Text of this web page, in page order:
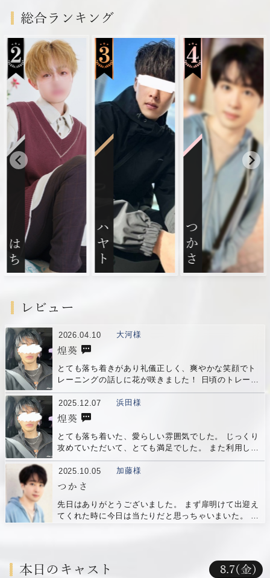
総合ランキング
はち ハヤト つかさ
レビュー
2026.04.10
煌葵
大河様
とても落ち着きがあり礼儀正しく、爽やかな笑顔でト
レーニングの話しに花が咲きました！ 日頃のトレーニ
ングの成果が滲み出ている体つきに惚れ惚れして、時
間が経つのが早かったです。 次にお会いするのが楽し
みです。
2025.12.07
煌葵
浜田様
とても落ち着いた、愛らしい雰囲気でした。 じっくり
攻めていただいて、とても満足でした。 また利用した
いと思います。
2025.10.05
つかさ
加藤様
先日はありがとうございました。 まず扉明けて出迎え
てくれた時に今日は当たりだと思っちゃいまいた。 好
めちゃくちゃ太いチンコです。 今日はまったりしちゃ
本日のキャスト 8.7(金)